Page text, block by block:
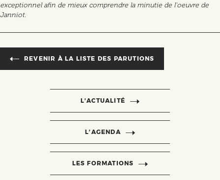
exceptionnel afin de mieux comprendre la minutie de l'oeuvre de
Janniot.
REVENIR À LA LISTE DES PARUTIONS
L’ACTUALITÉ
L’AGENDA
LES FORMATIONS